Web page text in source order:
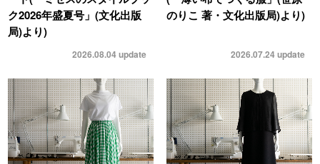
ク2026年盛夏号」(文化出版
局)より)
2026.08.04update
のりこ 著・文化出版局)より)
2026.07.24update